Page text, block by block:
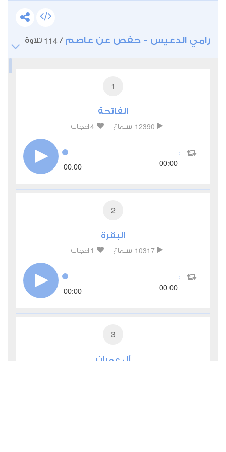
رامي الدعيس - حفص عن عاصم /
114 تلاوة
1
الفاتحة
12390 استماع 4 اعجاب
00:00 00:00
2
البقرة
10317 استماع 1 اعجاب
00:00 00:00
3
آل عمران